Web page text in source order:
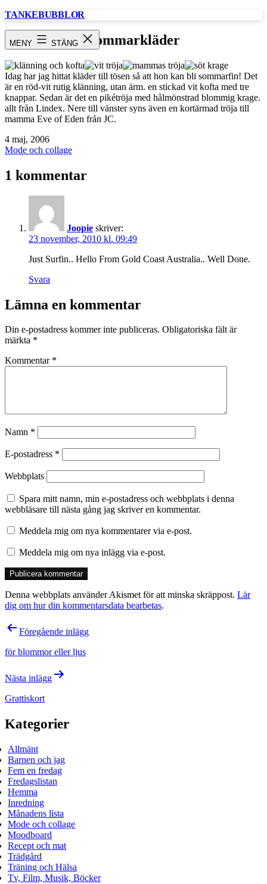
Hoppa
TANKEBUBBLOR
MENY STÄNG Sommarkläder
Idag har jag hittat kläder till tösen så att hon kan bli sommarfin! Det
är en röd-vit rutig klänning, utan ärm. en stickad vit kofta med tre
knappar. Sedan är det en pikétröja med hålmönstrad blommig krage.
allt från Lindex. Nere till vänster syns även en kortärmad tröja till
mamma Eve of Eden från JC.
Publicerat
den
4 maj, 2006
Kategoriserat
Mode och collage
1 kommentar
Joopie skriver:
23 november, 2010 kl. 09:49
Just Surfin.. Hello From Gold Coast Australia.. Well Done.
Svara
Lämna en kommentar
Din e-postadress kommer inte publiceras. Obligatoriska fält är
märkta *
Kommentar *
Namn *
E-postadress *
Webbplats
Spara mitt namn, min e-postadress och webbplats i denna
webbläsare till nästa gång jag skriver en kommentar.
Meddela mig om nya kommentarer via e-post.
Meddela mig om nya inlägg via e-post.
Denna webbplats använder Akismet för att minska skräppost. Lär
dig om hur din kommentarsdata bearbetas.
Inläggsnavigering
Föregående inlägg
för blommor eller ljus
Nästa inlägg
Grattiskort
Kategorier
Allmänt
Barnen och jag
Fem en fredag
Fredagslistan
Hemma
Inredning
Månadens lista
Mode och collage
Moodboard
Recept och mat
Trädgård
Träning och Hälsa
Tv, Film, Musik, Böcker